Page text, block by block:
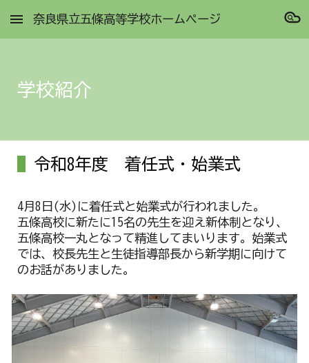
Skip to main content Skip to navigation
奈良県立五條高等学校ホームページ
学校紹介
令和8年度着任式・始業式
4月8日(水)に着任式と始業式が行われました。
五條高校に新たに15名の先生を迎え新体制となり、
五條高校一丸となって精進してまいります。始業式
では、校長先生と生徒指導部長から新学期に向けて
のお話がありました。